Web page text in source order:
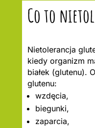
Co to
Nietolerancja
kiedy organizm
białek (glutenu).
glutenu:
wzdęcia,
biegunki,
zaparcia,